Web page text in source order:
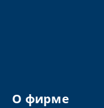
О фирме